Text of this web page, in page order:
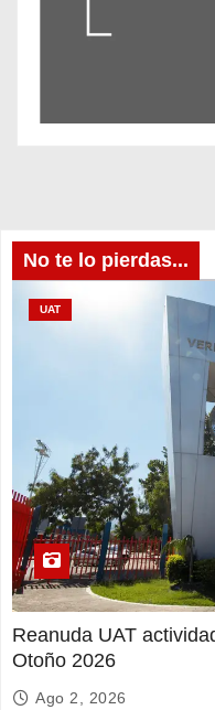
No te lo pierdas...
UAT
Reanuda UAT
Otoño 2026
Ago 2, 2026